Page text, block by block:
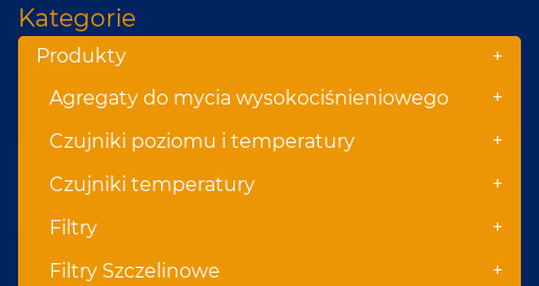
Kategorie
Produkty +
Agregaty do mycia wysokociśnieniowego +
Czujniki poziomu i temperatury +
Czujniki temperatury +
Filtry +
Filtry Szczelinowe +